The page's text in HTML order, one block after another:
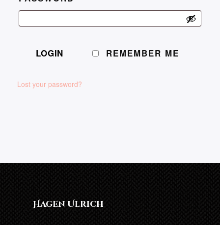
REMEMBER ME
Lost your password?
Hagen Ulrich